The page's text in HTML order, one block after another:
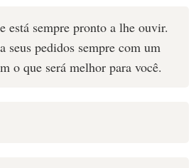
está sempre pronto a lhe ouvir.
seus pedidos sempre com um
o que será melhor para você.